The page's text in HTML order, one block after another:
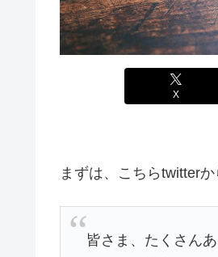
X
まずは、こちらtwitter
皆さま、たくさん